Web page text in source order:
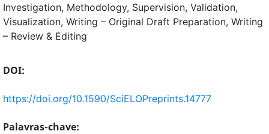
Investigation Methodology Supervision Validation
Visualization Writing – Original Draft Preparation Writing
– Review & Editing
DOI:
https://doi.org/10.1590/SciELOPreprints.14777
Palavras-chave: